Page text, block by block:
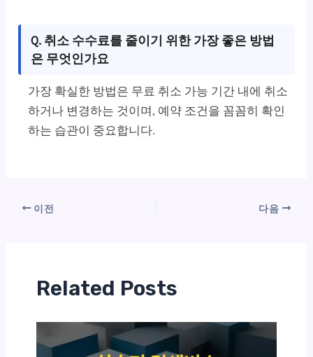
Q. 취소 수수료를 줄이기 위한 가장 좋은 방법
은 무엇인가요
가장 확실한 방법은 무료 취소 가능 기간 내에 취소
하거나 변경하는 것이며, 예약 조건을 꼼꼼히 확인
하는 습관이 중요합니다.
이전 다음
Related Posts